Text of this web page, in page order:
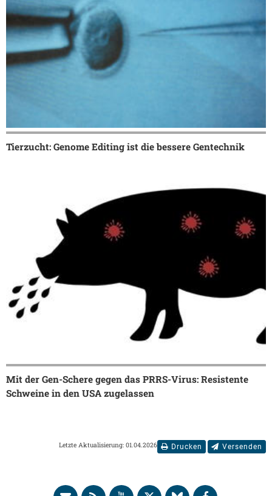
Tierzucht: Genome Editing ist die bessere Gentechnik
Mit der Gen-Schere gegen das PRRS-Virus: Resistente
Schweine in den USA zugelassen
Drucken Versenden
Letzte Aktualisierung: 01.04.2026